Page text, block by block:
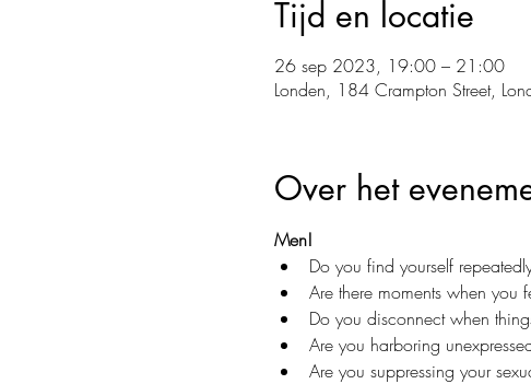
Tijd en locatie
26 sep 2023, 19:00 – 21:00
Londen, 184 Crampton Street,
Over het
Men!
Do you find yourself
Are there moments when you
Do you disconnect when
Are you harboring
Are you suppressing your